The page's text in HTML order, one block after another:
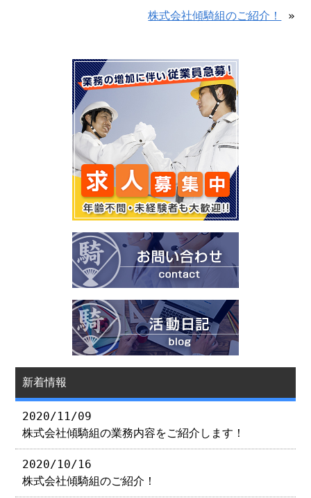
株式会社傾騎組のご紹介！ »
新着情報
2020/11/09
株式会社傾騎組の業務内容をご紹介します！
2020/10/16
株式会社傾騎組のご紹介！